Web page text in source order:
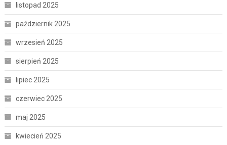
listopad 2025
październik 2025
wrzesień 2025
sierpień 2025
lipiec 2025
czerwiec 2025
maj 2025
kwiecień 2025